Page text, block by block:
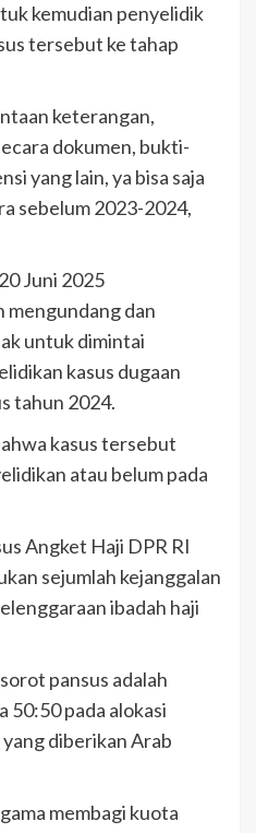
kemudian penyelidik
tersebut ke tahap
keterangan,
dokumen, bukti-
yang lain, ya bisa saja
sebelum 2023-2024,
Juni 2025
mengundang dan
untuk dimintai
kasus dugaan
tahun 2024.
kasus tersebut
atau belum pada
Angket Haji DPR RI
sejumlah kejanggalan
ibadah haji
pansus adalah
50:50 pada alokasi
diberikan Arab
membagi kuota